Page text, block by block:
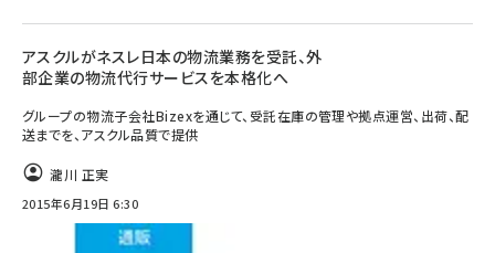
アスクルがネスレ日本の物流業務を受託、外
部企業の物流代行サービスを本格化へ
グループの物流子会社Bizexを通じて、受託在庫の管理や拠点運営、出荷、配
送までを、アスクル品質で提供
瀧川 正実
2015年6月19日 6:30